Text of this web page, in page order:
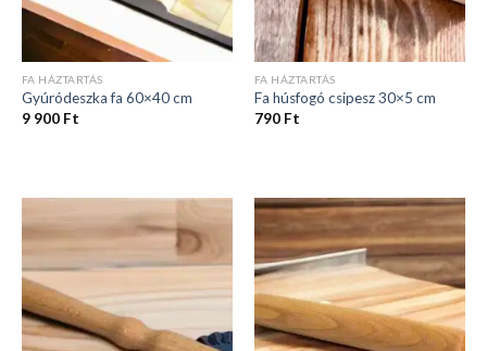
FA HÁZTARTÁS
Gyúródeszka fa 60×40 cm
9 900 Ft
FA HÁZTARTÁS
Fa húsfogó csipesz 30×5 cm
790 Ft